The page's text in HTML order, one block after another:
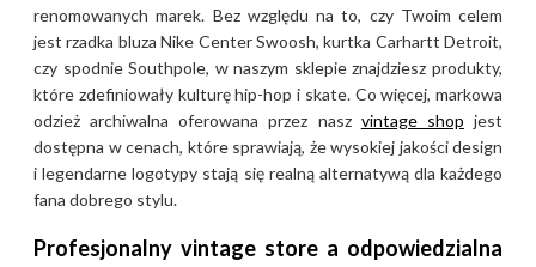
renomowanych marek. Bez względu na to, czy Twoim celem
jest rzadka bluza Nike Center Swoosh, kurtka Carhartt Detroit,
czy spodnie Southpole, w naszym sklepie znajdziesz produkty,
które zdefiniowały kulturę hip-hop i skate. Co więcej, markowa
odzież archiwalna oferowana przez nasz vintage shop jest
dostępna w cenach, które sprawiają, że wysokiej jakości design
i legendarne logotypy stają się realną alternatywą dla każdego
fana dobrego stylu.
Profesjonalny vintage store a odpowiedzialna